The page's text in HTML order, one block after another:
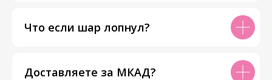
Что если шар лопнул?
Доставляете за МКАД?